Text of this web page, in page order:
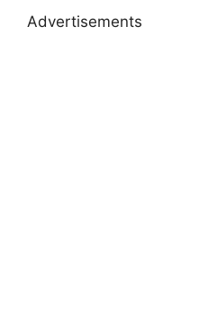
Advertisements